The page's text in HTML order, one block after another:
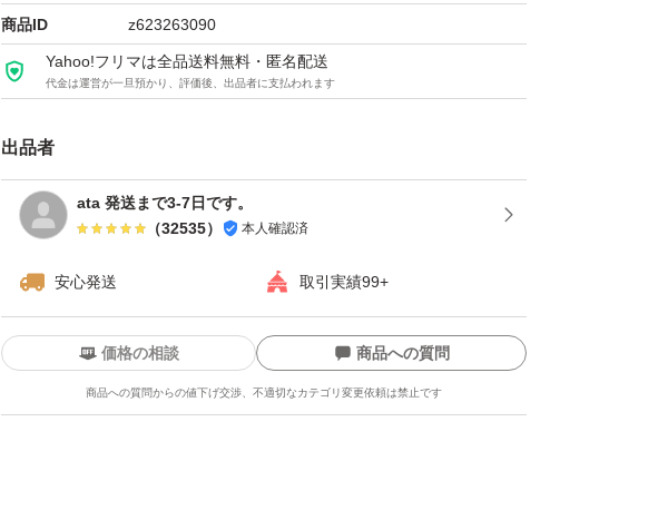
商品ID z623263090
Yahoo!フリマは全品送料無料・匿名配送
代金は運営が一旦預かり、評価後、出品者に支払われます
出品者
ata 発送まで3-7日です。
（32535） 本人確認済
安心発送 取引実績99+
価格の相談 商品への質問
商品への質問からの値下げ交渉、不適切なカテゴリ変更依頼は禁止です